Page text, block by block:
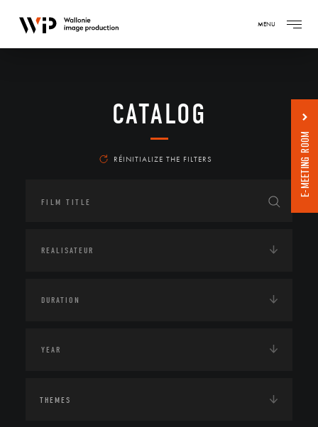
MENU
CATALOG
RÉINITIALIZE THE FILTERS
THEMES
E-MEETING ROOM